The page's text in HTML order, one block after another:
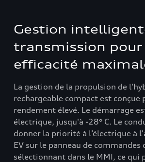
Gestion
transmission pour
efficacité
La gestion de la propulsion de
rechargeable compact est conçue
rendement élevé. Le démarrage
électrique, jusqu'à -28° C. Le
donner la priorité à l’électrique à
EV sur le panneau de commandes
sélectionnant dans le MMI, ce qui